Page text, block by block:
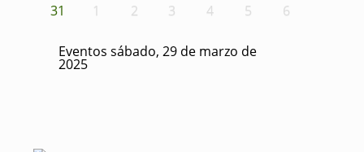
31
1 2 3 4 5 6
Eventos sábado, 29 de marzo de
2025